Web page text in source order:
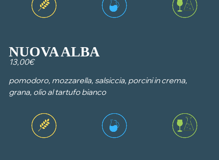
NUOVA ALBA
13,00€
pomodoro, mozzarella, salsiccia, porcini in crema,
grana, olio al tartufo bianco